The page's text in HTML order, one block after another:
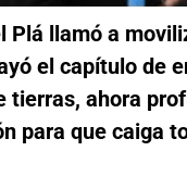
Plá llamó a
el capítulo de
tierras, ahora
para que caiga